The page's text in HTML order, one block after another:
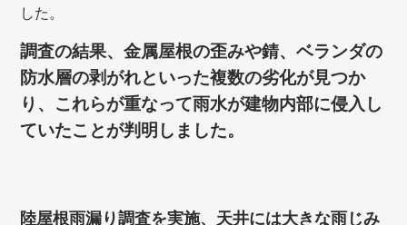
した。
調査の結果、金属屋根の歪みや錆、ベランダの
防水層の剥がれといった複数の劣化が見つか
り、これらが重なって雨水が建物内部に侵入し
ていたことが判明しました。
陸屋根雨漏り調査を実施、天井には大きな雨じみ